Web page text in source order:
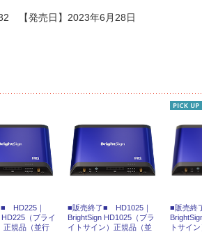
【発売日】2023年6月28日
HD225｜
HD225（ブライ
正規品（並行
■販売終了■ HD1025｜
BrightSign HD1025（ブラ
イトサイン）正規品（並
■販売終
トサイ